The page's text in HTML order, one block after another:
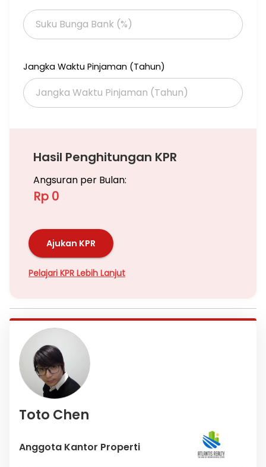
Jangka Waktu Pinjaman (Tahun)
Hasil Penghitungan KPR
Angsuran per Bulan:
Rp 0
Ajukan KPR
Pelajari KPR Lebih Lanjut
Toto Chen
Anggota Kantor Properti